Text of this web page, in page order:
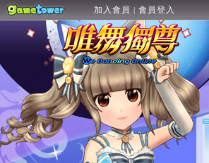
加入會員 | 會員登入